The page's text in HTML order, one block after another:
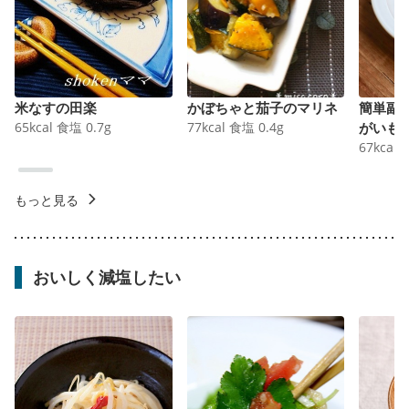
米なすの田楽
65kcal 食塩 0.7g
かぼちゃと茄子のマリネ
77kcal 食塩 0.4g
簡単副
がいも
67kcal
もっと見る
おいしく減塩したい